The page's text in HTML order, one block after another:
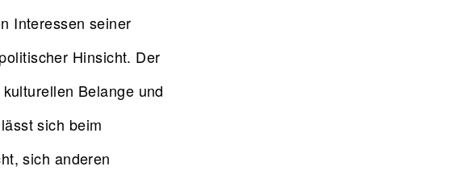
Interessen seiner
Hinsicht. Der
Belange und
sich beim
sich anderen